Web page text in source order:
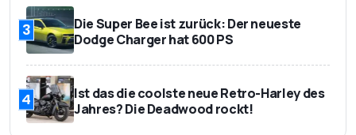
3
Die Super Bee ist zurück: Der neueste
Dodge Charger hat 600 PS
4
Ist das die coolste neue Retro-Harley des
Jahres? Die Deadwood rockt!